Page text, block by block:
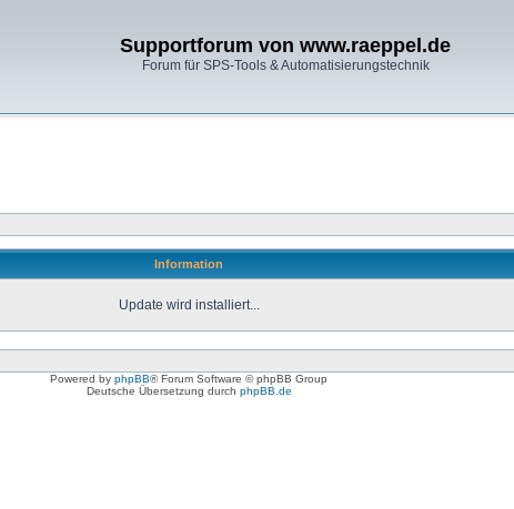
Supportforum von www.raeppel.de
Forum für SPS-Tools & Automatisierungstechnik
Information
Update wird installiert...
Powered by phpBB® Forum Software © phpBB Group
Deutsche Übersetzung durch phpBB.de